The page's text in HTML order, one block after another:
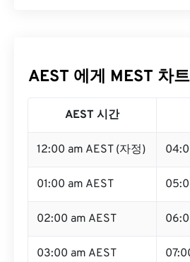
AEST 에게 MEST 차트
AEST 시간
12:00 am AEST (자정)
01:00 am AEST
02:00 am AEST
03:00 am AEST